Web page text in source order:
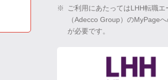
※
ご利用にあたってはLHH転職エ
（Adecco Group）のMyPage
が必要です。